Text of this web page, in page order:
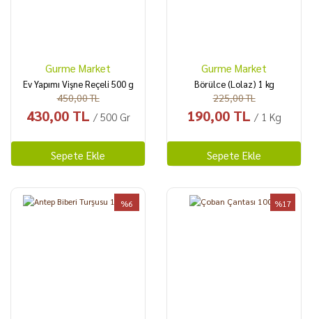
Gurme Market
Ev Yapımı Vişne Reçeli 500 g
450,00 TL
430,00 TL / 500 Gr
Sepete Ekle
Gurme Market
Börülce (Lolaz) 1 kg
225,00 TL
190,00 TL / 1 Kg
Sepete Ekle
%6 %17